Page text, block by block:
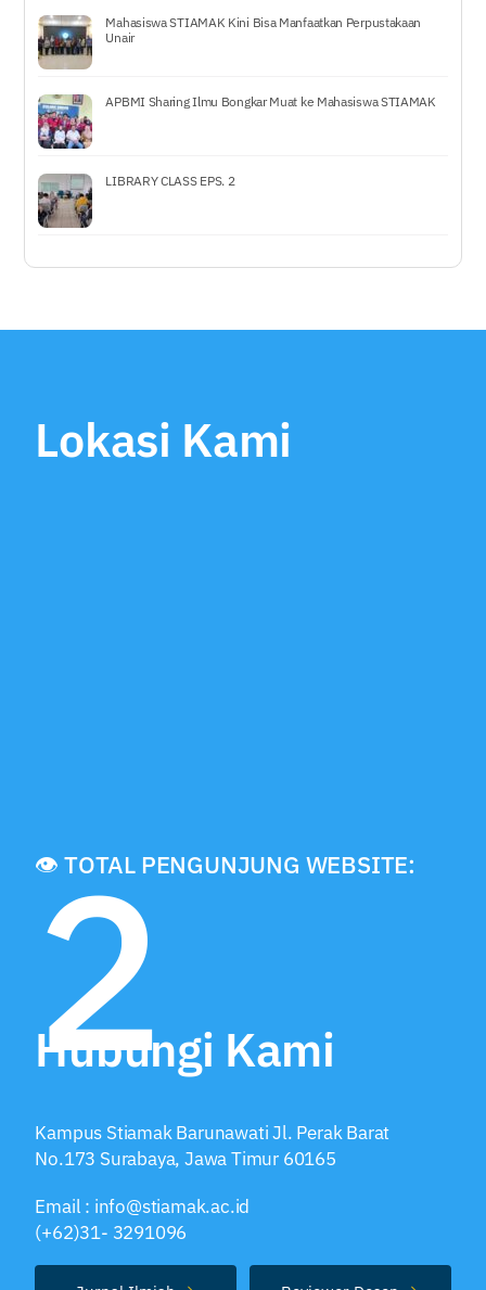
Mahasiswa STIAMAK Kini Bisa Manfaatkan Perpustakaan
Unair
APBMI Sharing Ilmu Bongkar Muat ke Mahasiswa STIAMAK
LIBRARY CLASS EPS. 2
Lokasi Kami
👁️ TOTAL PENGUNJUNG WEBSITE:
2
Hubungi Kami
Kampus Stiamak Barunawati Jl. Perak Barat
No.173 Surabaya, Jawa Timur 60165
Email : info@stiamak.ac.id
(+62)31- 3291096